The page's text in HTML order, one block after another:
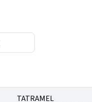
TATRAMEL